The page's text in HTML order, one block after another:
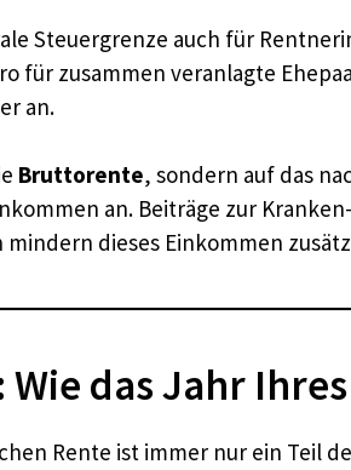
Steuergrenze auch für
für zusammen veranlagte
an.
Bruttorente, sondern auf das
an. Beiträge zur
mindern dieses Einkommen
das Jahr
Rente ist immer nur ein Teil